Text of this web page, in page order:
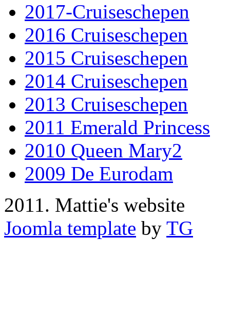
2017-Cruiseschepen
2016 Cruiseschepen
2015 Cruiseschepen
2014 Cruiseschepen
2013 Cruiseschepen
2011 Emerald Princess
2010 Queen Mary2
2009 De Eurodam
2011. Mattie's website
Joomla template by TG